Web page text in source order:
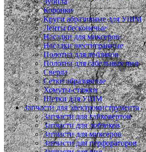
Коронки
Круги абразивные для УШМ
Ленты бесконечые
Насадки для миксеров
Насадки шестигранные
Полотна для лобзиков
Полотна для сабельных пил
Сверла
Сетки абразивные
Хомуты-стяжки
Щетки для УШМ
Запчасти для электроинструмента
Запчасти для гайковертов
Запчасти для лобзиков
Запчасти для миксеров
Запчасти для перфораторов